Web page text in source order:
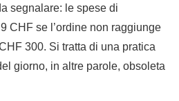
segnalare: le spese di
CHF se l’ordine non raggiunge
300. Si tratta di una pratica
giorno, in altre parole, obsoleta